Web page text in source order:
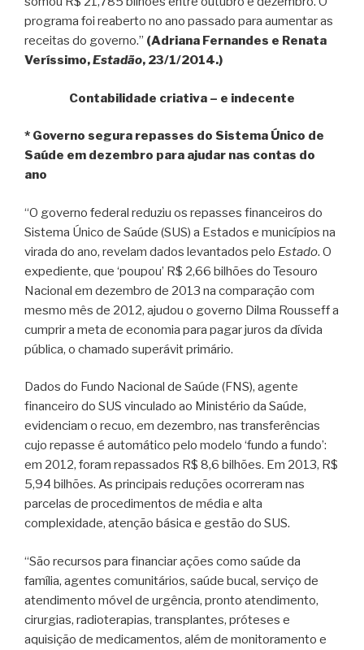
programa foi reaberto no ano passado para aumentar as
receitas do governo.” (Adriana Fernandes e Renata
Veríssimo,Estadão, 23/1/2014.)
Contabilidade criativa – e indecente
* Governo segura repasses do Sistema Único de
Saúde em dezembro para ajudar nas contas do
ano
“O governo federal reduziu os repasses financeiros do
Sistema Único de Saúde (SUS) a Estados e municípios na
virada do ano, revelam dados levantados pelo Estado. O
expediente, que ‘poupou’ R$ 2,66 bilhões do Tesouro
Nacional em dezembro de 2013 na comparação com
mesmo mês de 2012, ajudou o governo Dilma Rousseff a
cumprir a meta de economia para pagar juros da dívida
pública, o chamado superávit primário.
Dados do Fundo Nacional de Saúde (FNS), agente
financeiro do SUS vinculado ao Ministério da Saúde,
evidenciam o recuo, em dezembro, nas transferências
cujo repasse é automático pelo modelo ‘fundo a fundo’:
em 2012, foram repassados R$ 8,6 bilhões. Em 2013, R$
5,94 bilhões. As principais reduções ocorreram nas
parcelas de procedimentos de média e alta
complexidade, atenção básica e gestão do SUS.
“São recursos para financiar ações como saúde da
família, agentes comunitários, saúde bucal, serviço de
atendimento móvel de urgência, pronto atendimento,
cirurgias, radioterapias, transplantes, próteses e
aquisição de medicamentos, além de monitoramento e